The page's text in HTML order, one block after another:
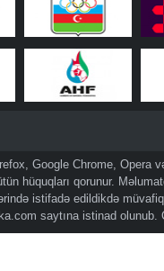
Google Chrome, Opera
hüquqları qorunur.
istifadə edildikdə
saytına istinad olunub.